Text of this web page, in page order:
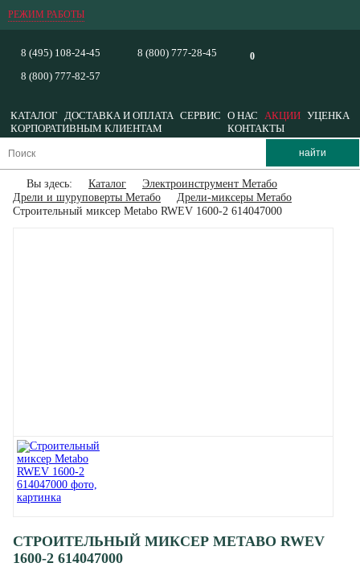
РЕЖИМ РАБОТЫ
0
8 (495) 108-24-45
8 (800) 777-82-57
8 (800) 777-28-45
КАТАЛОГ ДОСТАВКА И ОПЛАТА СЕРВИС О НАС АКЦИИ УЦЕНКА
КОРПОРАТИВНЫМ КЛИЕНТАМ
КОНТАКТЫ
Вы здесь: Каталог
Электроинструмент Метабо
Дрели и шуруповерты Метабо
Дрели-миксеры Метабо
Строительный миксер Metabo RWEV 1600-2 614047000
СТРОИТЕЛЬНЫЙ МИКСЕР METABO RWEV
1600-2 614047000